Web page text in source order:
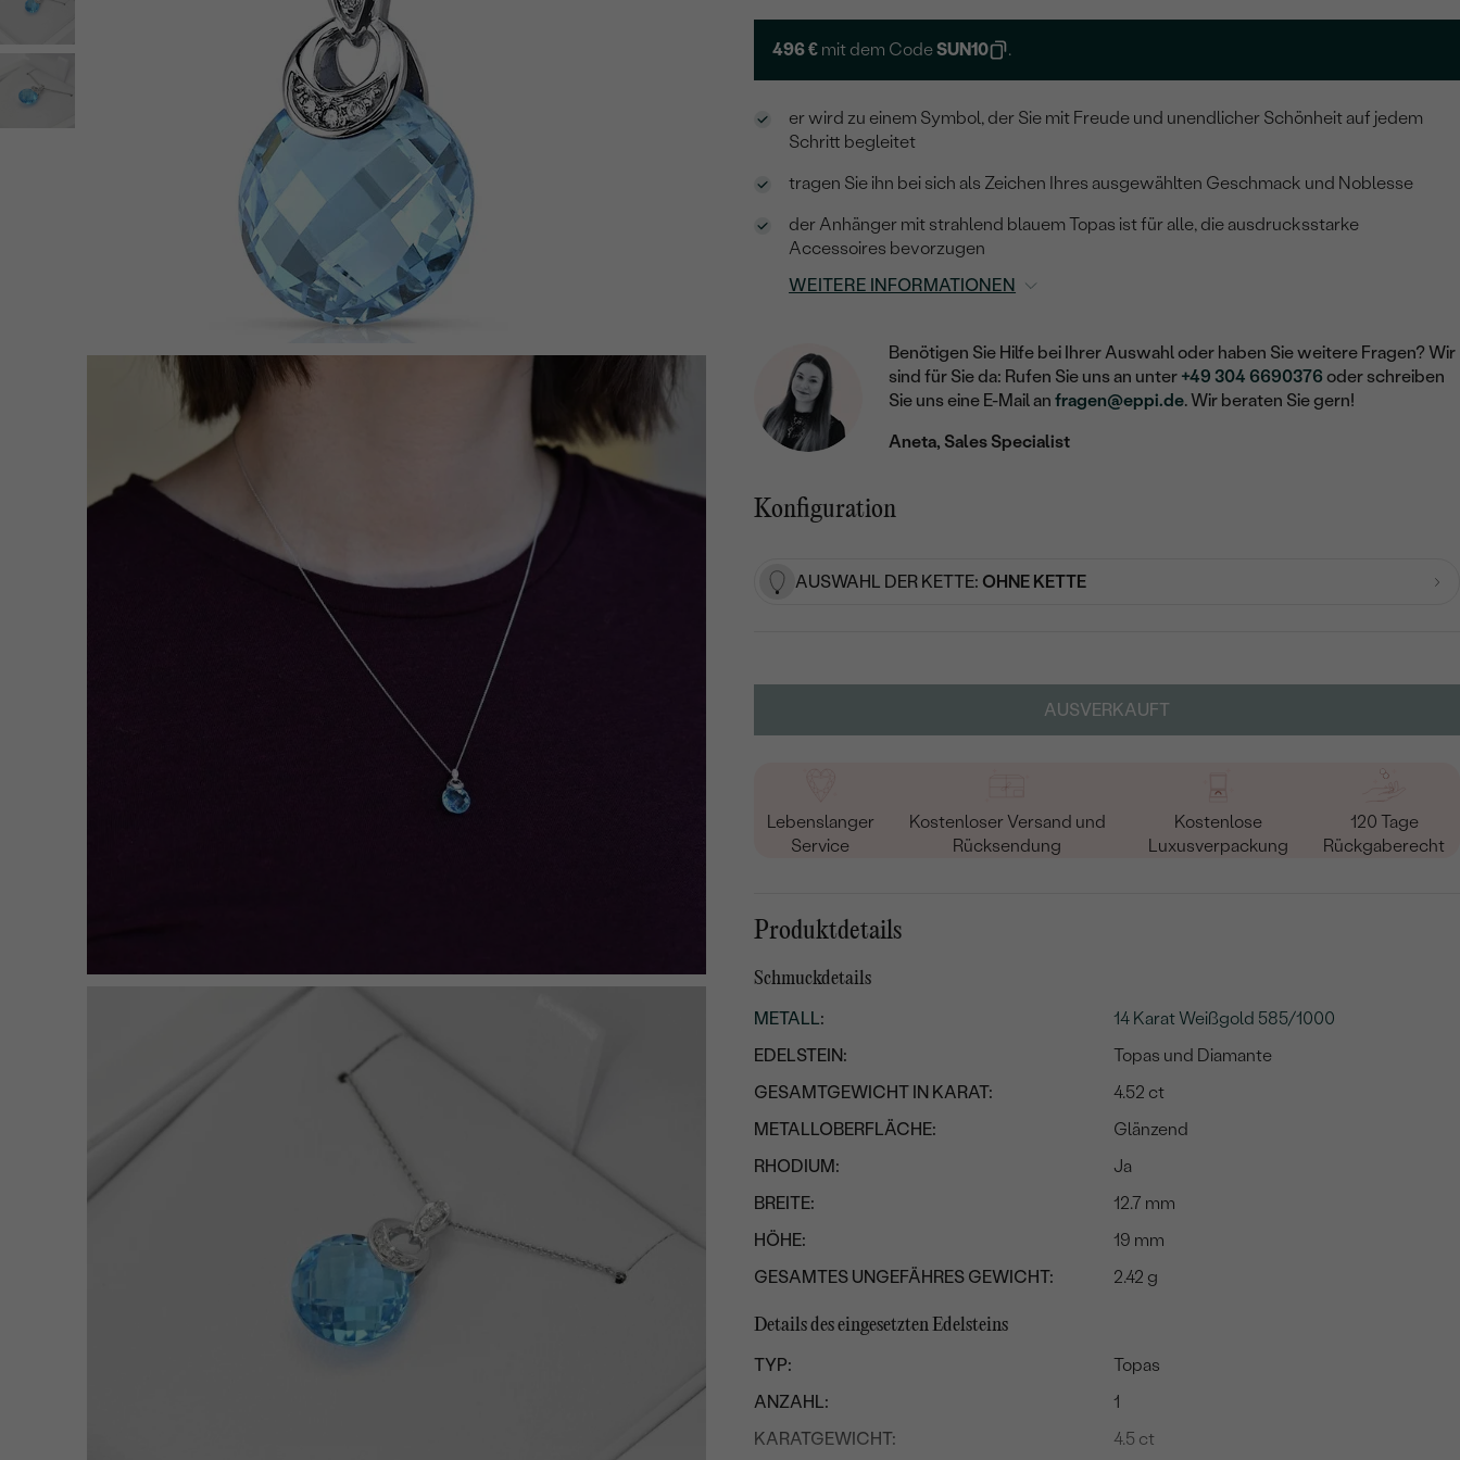
496 € mit dem CodeSUN10 .
er wird zu einem Symbol, der Sie mit Freude und unendlicher Schönheit auf jedem
Schritt begleitet
tragen Sie ihn bei sich als Zeichen Ihres ausgewählten Geschmack und Noblesse
der Anhänger mit strahlend blauem Topas ist für alle, die ausdrucksstarke
Accessoires bevorzugen
WEITERE INFORMATIONEN
Benötigen Sie Hilfe bei Ihrer Auswahl oder haben Sie weitere Fragen? Wir
sind für Sie da: Rufen Sie uns an unter +49 304 6690376 oder schreiben
Sie uns eine E-Mail anfragen@eppi.de. Wir beraten Sie gern!
Aneta, Sales Specialist
Konfiguration
AUSWAHL DER KETTE: OHNE KETTE
AUSVERKAUFT
Lebenslanger
Service
Kostenloser Versand und
Rücksendung
Kostenlose
Luxusverpackung
120 Tage
Rückgaberecht
Produktdetails
Schmuckdetails
METALL:
14 Karat Weißgold 585/1000
EDELSTEIN:
Topas und Diamante
GESAMTGEWICHT IN KARAT:
4.52 ct
METALLOBERFLÄCHE:
Glänzend
RHODIUM:
Ja
BREITE:
12.7 mm
HÖHE:
19 mm
GESAMTES UNGEFÄHRES GEWICHT:
2.42 g
Details des eingesetzten Edelsteins
TYP:
Topas
ANZAHL:
1
KARATGEWICHT:
4.5 ct